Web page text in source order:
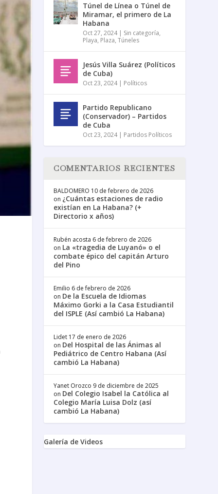
Túnel de Línea o Túnel de
Miramar, el primero de La
Habana
Oct 27, 2024| Sin categoría,
Playa, Plaza,Túneles
Jesús Villa Suárez (Políticos
de Cuba)
Oct 23, 2024| Políticos
Partido Republicano
(Conservador) – Partidos
de Cuba
Oct 23, 2024| Partidos Políticos
COMENTARIOS RECIENTES
BALDOMERO 10 de febrero de 2026
on ¿Cuántas estaciones de radio
existían en La Habana? (+
Directorio x años)
Rubén acosta 6 de febrero de 2026
on La «tragedia de Luyanó» o el
combate épico del capitán Arturo
del Pino
Emilio 6 de febrero de 2026
on De la Escuela de Idiomas
Máximo Gorki a la Casa Estudiantil
del ISPLE (Así cambió La Habana)
Lidet 17 de enero de 2026
on Del Hospital de las Ánimas al
Pediátrico de Centro Habana (Así
cambió La Habana)
Yanet Orozco 9 de diciembre de 2025
on Del Colegio Isabel la Católica al
Colegio María Luisa Dolz (así
cambió La Habana)
Galería de Videos